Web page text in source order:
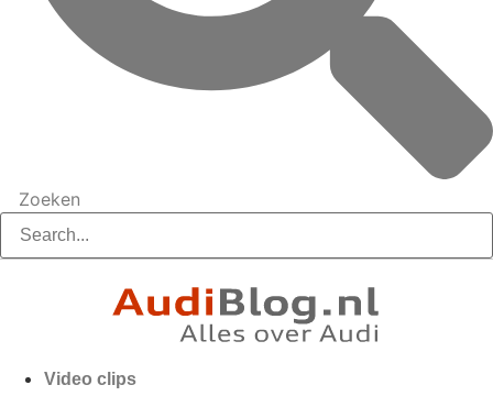
Zoeken
Video clips